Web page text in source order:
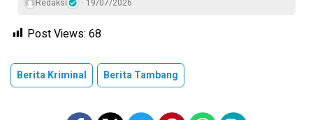
Post Views: 68
Berita Kriminal Berita Tambang